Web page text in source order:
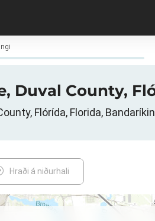
Duval County,
Flórída, Florida, Bandaríkin
Hraði á niðurhali